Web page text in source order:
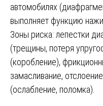
автомобилях
выполняет функцию
Зоны риска: лепестки
(трещины, потеря
(коробление),
замасливание,
(ослабление, поломка).